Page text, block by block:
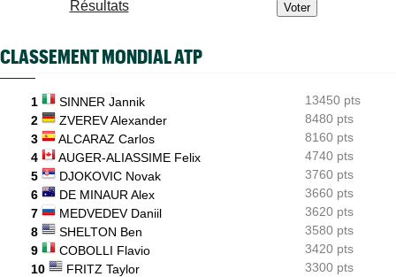
Coupe Galéa : l’équipe de France U18 sacrée championne
ATP - Montréal
10:52
ATP - Montréal
Tallon Griekspoor a piégé Zverev : "J’ai failli jeter l’éponge"
10:40
ATP - Montréal
Gaël Monfils : ses adieux à Montréal après un dernier combat
Résultats
CLASSEMENT MONDIAL ATP
1 SINNER Jannik
13450 pts
2
ZVEREV Alexander
8480 pts
3
ALCARAZ Carlos
8160 pts
4
AUGER-ALIASSIME Felix
4740 pts
5
DJOKOVIC Novak
3760 pts
6
DE MINAUR Alex
3660 pts
7
MEDVEDEV Daniil
3620 pts
8
SHELTON Ben
3580 pts
9
COBOLLI Flavio
3420 pts
10
FRITZ Taylor 3300 pts